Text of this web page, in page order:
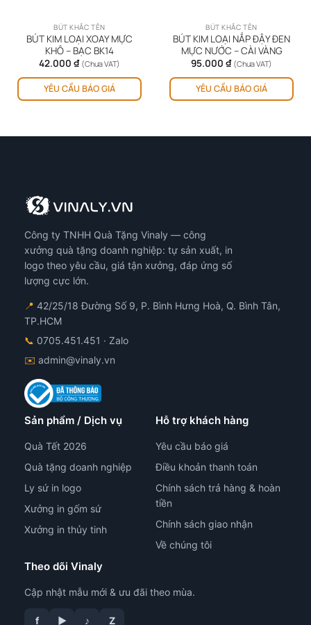
BÚT KHẮC TÊN
BÚT KIM LOẠI XOAY MỰC
KHÔ – BẠC BK14
42.000 ₫ (Chưa VAT)
YÊU CẦU BÁO GIÁ
BÚT KHẮC TÊN
BÚT KIM LOẠI NẮP ĐẬY ĐEN
MỰC NƯỚC – CÀI VÀNG
95.000 ₫ (Chưa VAT)
YÊU CẦU BÁO GIÁ
Công ty TNHH Quà Tặng Vinaly — công
xưởng quà tặng doanh nghiệp: tự sản xuất, in
logo theo yêu cầu, giá tận xưởng, đáp ứng số
lượng cực lớn.
📍 42/25/18 Đường Số 9, P. Bình Hưng Hoà, Q. Bình Tân,
TP.HCM
📞 0705.451.451 · Zalo
✉️ admin@vinaly.vn
Sản phẩm / Dịch vụ
Quà Tết 2026
Quà tặng doanh nghiệp
Ly sứ in logo
Xưởng in gốm sứ
Xưởng in thủy tinh
Hỗ trợ khách hàng
Yêu cầu báo giá
Điều khoản thanh toán
Chính sách trả hàng & hoàn
tiền
Chính sách giao nhận
Về chúng tôi
Theo dõi Vinaly
Cập nhật mẫu mới & ưu đãi theo mùa.
f ▶ ♪ Z